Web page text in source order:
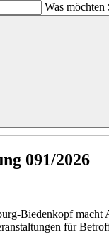
Was möchten
091/2026
Biedenkopf macht
für